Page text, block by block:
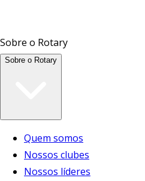
Sobre o Rotary
Sobre o Rotary
Quem somos
Nossos clubes
Nossos líderes